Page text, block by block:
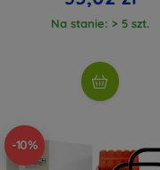
Na stanie: > 5 szt.
-10%